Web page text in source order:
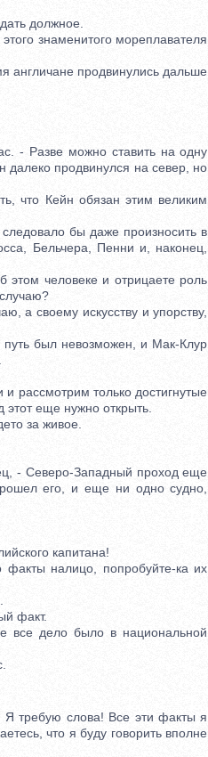
должное.
знаменитого мореплавателя
англичане продвинулись дальше
- Разве можно ставить на одну
далеко продвинулся на север, но
что Кейн обязан этим великим
бы даже произносить в
Бельчера, Пенни и, наконец,
человеке и отрицаете роль
а своему искусству и упорству,
был невозможен, и Мак-Клур
рассмотрим только достигнутые
этот еще нужно открыть.
за живое.
- Северо-Западный проход еще
его, и еще ни одно судно,
капитана!
налицо, попробуйте-ка их
факт.
все дело было в национальной
требую слова! Все эти факты я
что я буду говорить вполне